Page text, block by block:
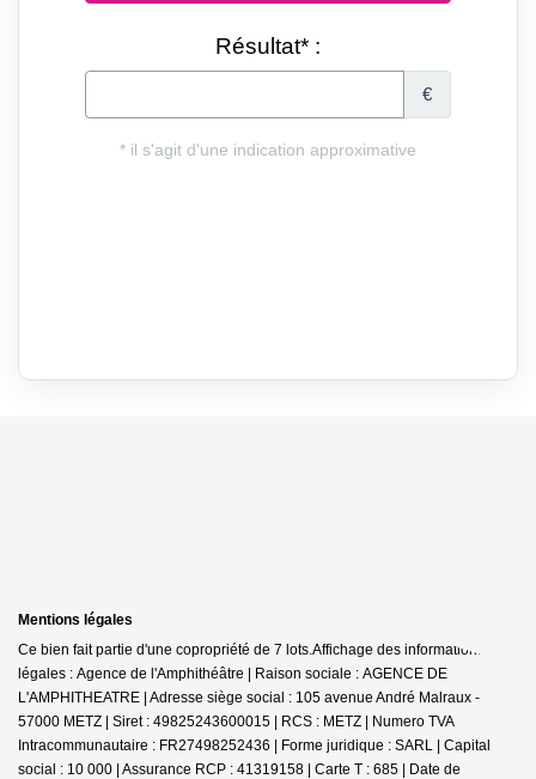
Mentions légales
Ce bien fait partie d'une copropriété de 7 lots.Affichage des informations
légales : Agence de l'Amphithéâtre | Raison sociale : AGENCE DE
L'AMPHITHEATRE | Adresse siège social : 105 avenue André Malraux -
57000 METZ | Siret : 49825243600015 | RCS : METZ | Numero TVA
Intracommunautaire : FR27498252436 | Forme juridique : SARL | Capital
social : 10 000 | Assurance RCP : 41319158 | Carte T : 685 | Date de